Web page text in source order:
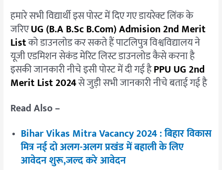
हमारे सभी विद्यार्थी इस पोस्ट में दिए गए डायरेक्ट लिंक के
जरिएUG (B.A B.Sc B.Com) Admision 2nd Merit
Listको डाउनलोड कर सकते हैं पाटलिपुत्र विश्वविद्यालय ने
यूजी एडमिशन सेकंड मेरिट लिस्ट डाउनलोड कैसे करना है
इसकी जानकारी नीचे इसी पोस्ट में दी गई हैPPU UG 2nd
Merit List 2024से जुड़ी सभी जानकारी नीचे बताई गई है
Read Also –
Bihar Vikas Mitra Vacancy 2024 : बिहार विकास
मित्र नई दो अलग-अलग प्रखंड में बहाली के लिए
आवेदन शुरू,जल्द करे आवेदन